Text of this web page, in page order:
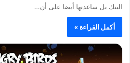
البنك بل ساعدتها أيضا على أن…
أكمل القراءة »